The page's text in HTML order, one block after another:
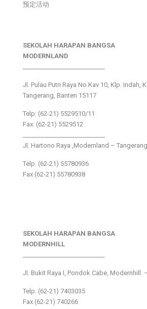
预定活动
SEKOLAH HARAPAN BANGSA
MODERNLAND
Jl. Pulau Putri Raya No.Kav 10, Klp. Indah,
Tangerang, Banten 15117
Telp: (62-21) 5529510/11
Fax: (62-21) 5529512
Jl. Hartono Raya ,Modernland –
Telp. (62-21) 55780936
Fax (62-21) 55780938
SEKOLAH HARAPAN BANGSA
MODERNHILL
Jl. Bukit Raya I, Pondok Cabe, Modernhill
Telp. (62-21) 7403035
Fax (62-21) 740266